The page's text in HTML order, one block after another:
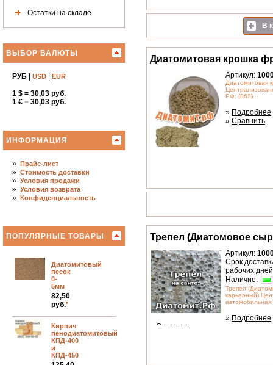
Остатки на складе
ВЫБОР ВАЛЮТЫ
РУБ USD EUR
1 $ = 30,03 руб.
1 € = 30,03 руб.
ИНФОРМАЦИЯ
» Прайс-лист
» Стоимость доставки
» Условия продажи
» Условия возврата
» Конфиденциальность
ПОПУЛЯРНЫЕ ТОВАРЫ
Диатомитовый
песок
0-
5мм
82,50
руб.*
Кирпич
пенодиатомитовый
КПД-400
и
КПД-450
В
Диатомитовая крошка
Артикул:
Диатомитовая
РФ: (863)...
» Подробнее
» Сравнить
Трепел (Диатомовое
Артикул:
Срок
рабочих дней
Наличие:
Трепел
карьерный)
автомобильная
» Подробнее
Сравнить